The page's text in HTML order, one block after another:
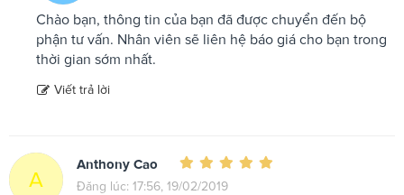
Chào bạn, thông tin của bạn đã được chuyển đến bộ
phận tư vấn. Nhân viên sẽ liên hệ báo giá cho bạn trong
thời gian sớm nhất.
Viết trả lời
A
Anthony Cao
Đăng lúc: 17:56, 19/02/2019